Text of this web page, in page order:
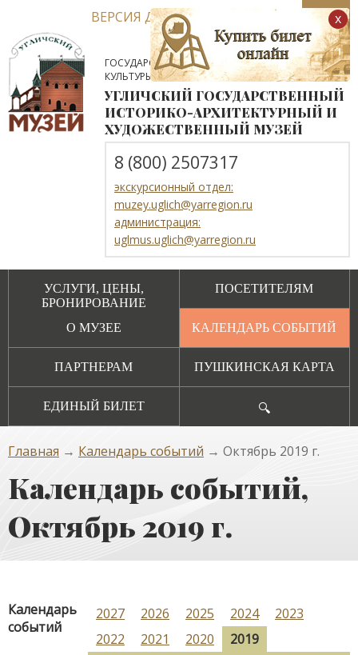
ВЕРСИЯ ДЛЯ СЛАБОВИДЯЩИХ
ГОСУДАРСТВЕННОЕ АВТОНОМНОЕ УЧРЕЖДЕНИЕ
КУЛЬТУРЫ ЯРОСЛАВСКОЙ ОБЛАСТИ
УГЛИЧСКИЙ ГОСУДАРСТВЕННЫЙ
ИСТОРИКО-АРХИТЕКТУРНЫЙ И
ХУДОЖЕСТВЕННЫЙ МУЗЕЙ
8 (800) 2507317
экскурсионный отдел:
muzey.uglich@yarregion.ru
администрация:
uglmus.uglich@yarregion.ru
УСЛУГИ, ЦЕНЫ,
БРОНИРОВАНИЕ
ПОСЕТИТЕЛЯМ
О МУЗЕЕ КАЛЕНДАРЬ СОБЫТИЙ
ПАРТНЕРАМ ПУШКИНСКАЯ КАРТА
ЕДИНЫЙ БИЛЕТ 🔍
Главная → Календарь событий → Октябрь 2019 г.
Календарь событий,
Октябрь 2019 г.
Календарь
событий
2027 2026 2025 2024
2023
2022
2021 2020
2019
x